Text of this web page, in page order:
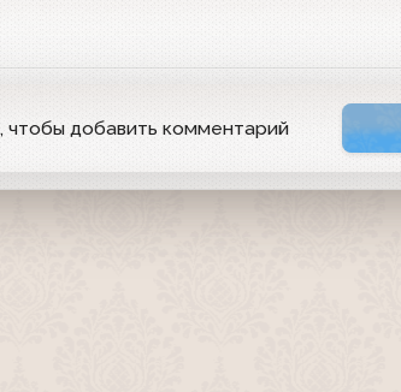
, чтобы добавить комментарий